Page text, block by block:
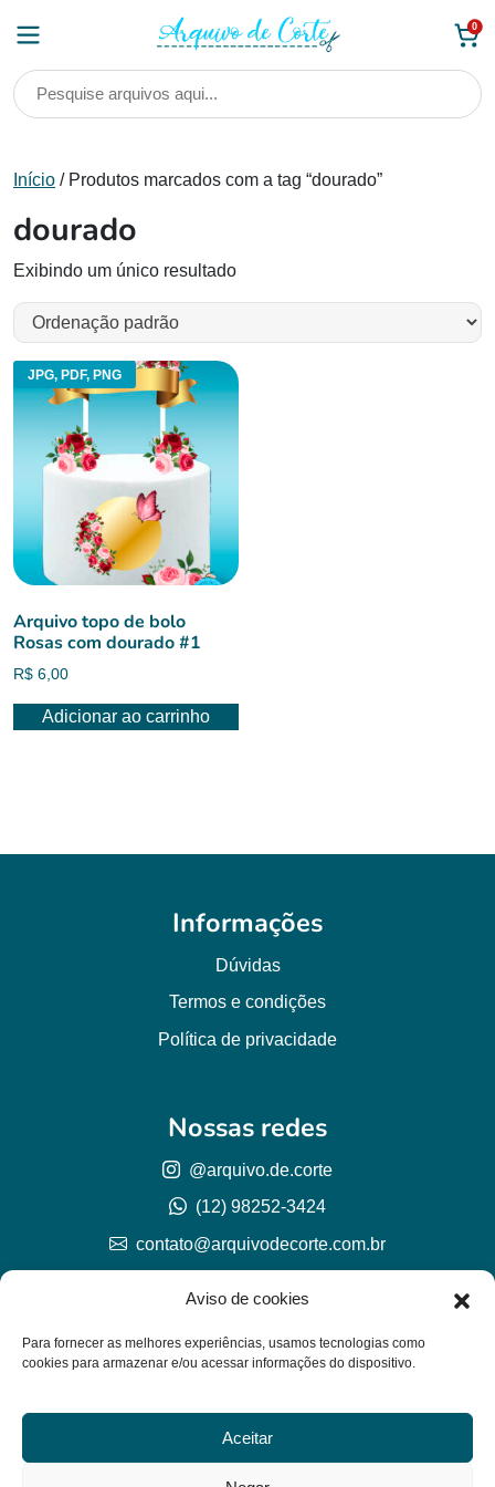
Aviso de cookies
Para fornecer as melhores experiências, usamos tecnologias como
cookies para armazenar e/ou acessar informações do dispositivo.
Aceitar
0
Início / Produtos marcados com a tag “dourado”
dourado
Exibindo um único resultado
JPG, PDF, PNG
Arquivo topo de bolo
Rosas com dourado #1
R$ 6,00
Adicionar ao carrinho
Informações
Dúvidas
Termos e condições
Política de privacidade
© Arquivo de corte 2026
CNPJ 57.978.789/0001-77
Nossas redes
@arquivo.de.corte
(12) 98252-3424
contato@arquivodecorte.com.br